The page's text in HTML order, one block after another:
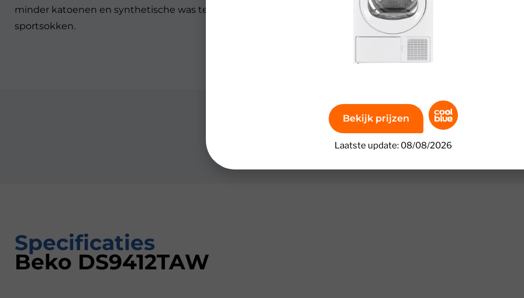
minder katoenen en synthetische was te sorteren, zet je ‘Mix’ aan. Hiermee stop je je polyester voetbalshirt
sportsokken.
Specificaties
Beko DS9412TAW
Bekijk prijzen
Laatste update: 08/08/2026